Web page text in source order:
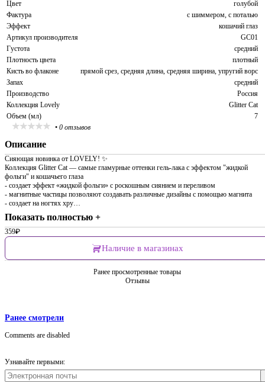
Цвет
голубой
Фактура
с шиммером, с поталью
Эффект
кошачий глаз
Артикул производителя
GС01
Густота
средний
Плотность цвета
плотный
Кисть во флаконе
прямой срез, средняя длина, средняя ширина, упругий ворс
Запах
средний
Производство
Россия
Коллекция Lovely
Glitter Cat
Объем (мл)
7
• 0 отзывов
Описание
Сияющая новинка от LOVELY! ✨
Коллекция Glitter Cat — самые гламурные оттенки гель-лака с эффектом "жидкой
фольги" и кошачьего глаза
- cоздает эффект «жидкой фольги» с роскошным сиянием и переливом
- магнитные частицы позволяют создавать различные дизайны с помощью магнита
- создает на ногтях хру…
Показать полностью +
359₽
Наличие в магазинах
Ранее просмотренные товары
Отзывы
Ранее смотрели
Comments are disabled
Узнавайте первыми: